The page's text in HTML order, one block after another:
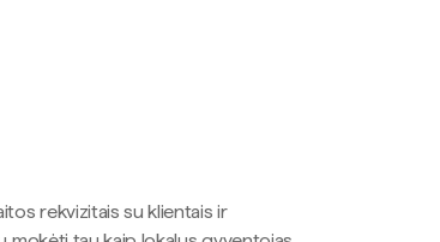
rekvizitais su klientais ir